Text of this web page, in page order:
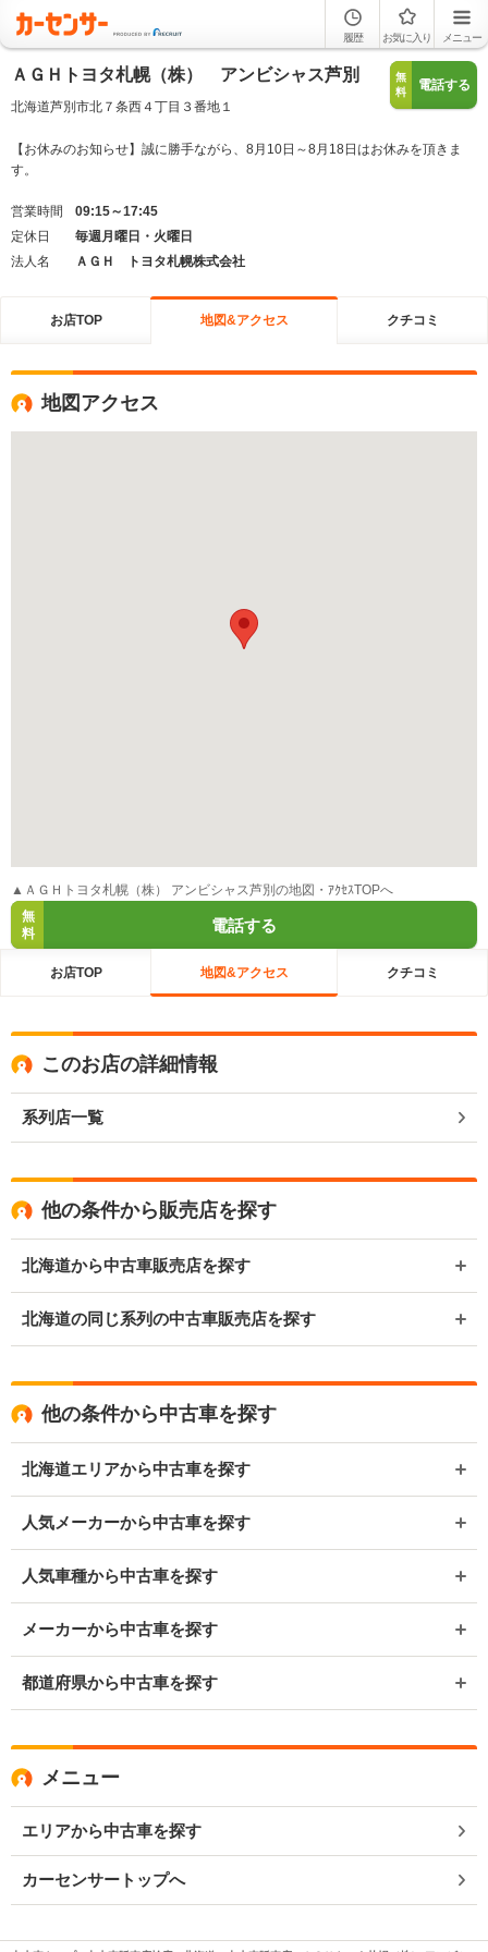
履歴 お気に入り メニュー
ＡＧＨトヨタ札幌（株） アンビシャス芦別
北海道芦別市北７条西４丁目３番地１
無
料
電話する
【お休みのお知らせ】誠に勝手ながら、8月10日～8月18日はお休みを頂きま
す。
営業時間
09:15～17:45
定休日
毎週月曜日・火曜日
法人名
ＡＧＨ トヨタ札幌株式会社
お店TOP 地図&アクセス クチコミ
地図アクセス
▲ＡＧＨトヨタ札幌（株） アンビシャス芦別の地図・ｱｸｾｽTOPへ
無
料
電話する
お店TOP 地図&アクセス クチコミ
このお店の詳細情報
系列店一覧
他の条件から販売店を探す
北海道から中古車販売店を探す
北海道の同じ系列の中古車販売店を探す
他の条件から中古車を探す
北海道エリアから中古車を探す
人気メーカーから中古車を探す
人気車種から中古車を探す
メーカーから中古車を探す
都道府県から中古車を探す
メニュー
エリアから中古車を探す
カーセンサートップへ